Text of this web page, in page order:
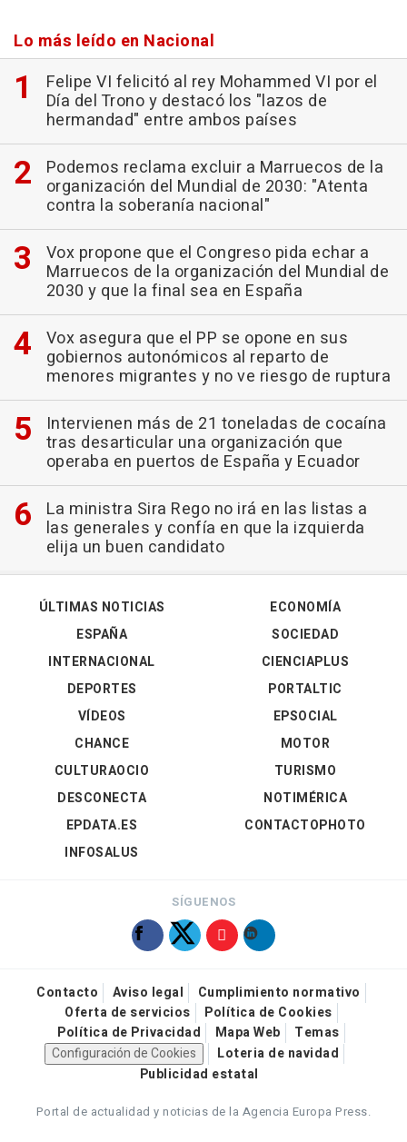
Lo más leído en Nacional
Felipe VI felicitó al rey Mohammed VI por el
Día del Trono y destacó los "lazos de
hermandad" entre ambos países
Podemos reclama excluir a Marruecos de la
organización del Mundial de 2030: "Atenta
contra la soberanía nacional"
Vox propone que el Congreso pida echar a
Marruecos de la organización del Mundial de
2030 y que la final sea en España
Vox asegura que el PP se opone en sus
gobiernos autonómicos al reparto de
menores migrantes y no ve riesgo de ruptura
Intervienen más de 21 toneladas de cocaína
tras desarticular una organización que
operaba en puertos de España y Ecuador
La ministra Sira Rego no irá en las listas a
las generales y confía en que la izquierda
elija un buen candidato
ÚLTIMAS NOTICIAS
ESPAÑA
INTERNACIONAL
DEPORTES
VÍDEOS
ECONOMÍA
SOCIEDAD
CIENCIAPLUS
PORTALTIC
EPSOCIAL
CHANCE
CULTURAOCIO
DESCONECTA
EPDATA.ES
INFOSALUS
MOTOR
TURISMO
NOTIMÉRICA
CONTACTOPHOTO
SÍGUENOS
Contacto Aviso legal
Cumplimiento normativo
Oferta de servicios
Política de Cookies
Política de Privacidad
Mapa Web
Temas
Configuración de Cookies
Loteria de navidad
Publicidad estatal
Portal de actualidad y noticias de la Agencia Europa Press.